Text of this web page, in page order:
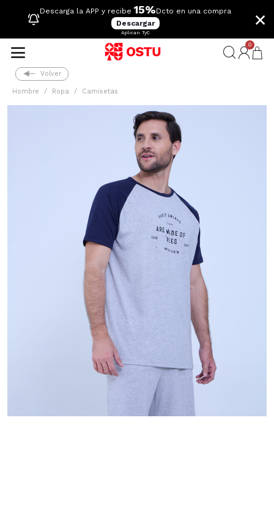
Descarga la APP y recibe 15%Dcto en una compra
Descargar
Aplican TyC
×
0
Volver
Hombre Ropa Camisetas